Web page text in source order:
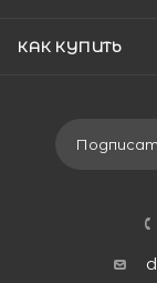
КАК КУПИТЬ